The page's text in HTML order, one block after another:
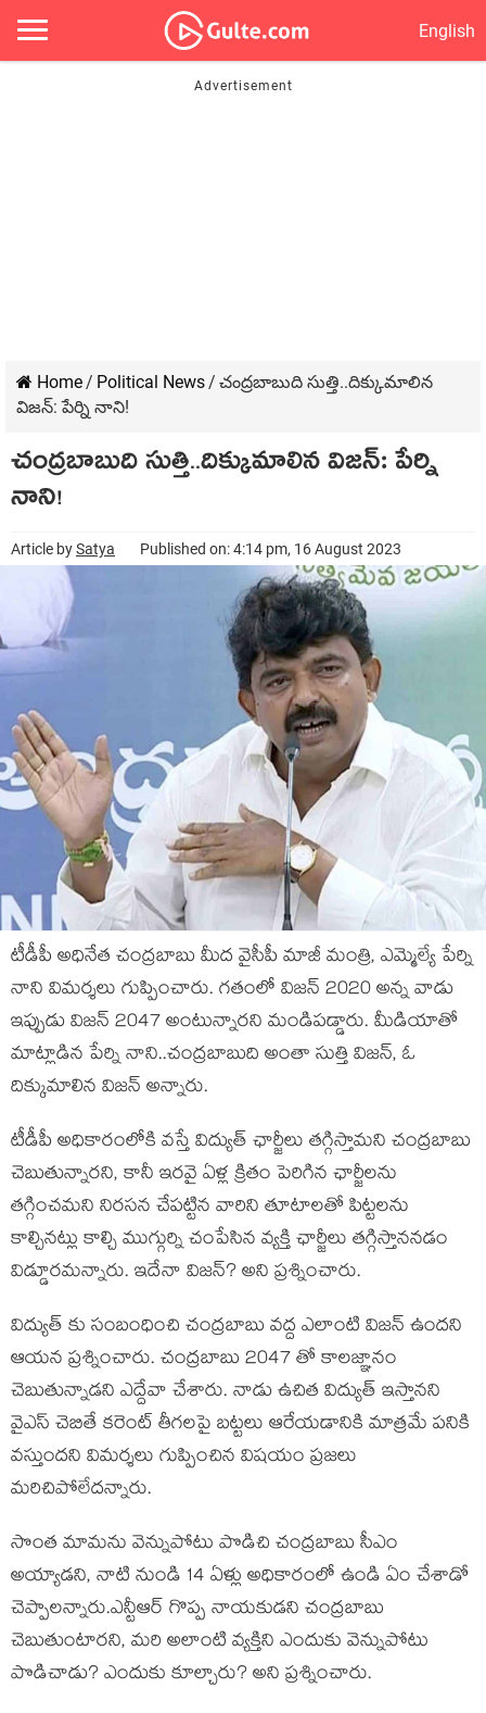
English
Home/ Political News/ చంద్రబాబుది సుత్తి..దిక్కుమాలిన
విజన్‌: పేర్ని నాని!
చంద్రబాబుది సుత్తి..దిక్కుమాలిన విజన్‌: పేర్ని
నాని!
Article bySatya Published on: 4:14 pm, 16 August 2023
టీడీపీ అధినేత చంద్రబాబు మీద వైసీపీ మాజీ మంత్రి, ఎమ్మెల్యే పేర్ని
నాని విమర్శలు గుప్పించారు. గతంలో విజన్‌ 2020 అన్న వాడు
ఇప్పుడు విజన్‌ 2047 అంటున్నారని మండిపడ్డారు. మీడియాతో
మాట్లాడిన పేర్ని నాని..చంద్రబాబుది అంతా సుత్తి విజన్‌, ఓ
దిక్కుమాలిన విజన్‌ అన్నారు.
టీడీపీ అధికారంలోకి వస్తే విద్యుత్ ఛార్జీలు తగ్గిస్తామని చంద్రబాబు
చెబుతున్నారని, కానీ ఇరవై ఏళ్ల క్రితం పెరిగిన ఛార్జీలను
తగ్గించమని నిరసన చేపట్టిన వారిని తూటాలతో పిట్టలను
కాల్చినట్లు కాల్చి ముగ్గుర్ని చంపేసిన వ్యక్తి ఛార్జీలు తగ్గిస్తాననడం
విడ్డూరమన్నారు. ఇదేనా విజన్? అని ప్రశ్నించారు.
విద్యుత్ కు సంబంధించి చంద్రబాబు వద్ద ఎలాంటి విజన్ ఉందని
ఆయన ప్రశ్నించారు. చంద్రబాబు 2047 తో కాలజ్ఞానం
చెబుతున్నాడని ఎద్దేవా చేశారు. నాడు ఉచిత విద్యుత్ ఇస్తానని
వైఎస్ చెబితే కరెంట్ తీగలపై బట్టలు ఆరేయడానికి మాత్రమే పనికి
వస్తుందని విమర్శలు గుప్పించిన విషయం ప్రజలు
మరిచిపోలేదన్నారు.
సొంత మామను వెన్నుపోటు పొడిచి చంద్రబాబు సీఎం
అయ్యాడని, నాటి నుండి 14 ఏళ్లు అధికారంలో ఉండి ఏం చేశాడో
చెప్పాలన్నారు.ఎన్టీఆర్ గొప్ప నాయకుడని చంద్రబాబు
చెబుతుంటారని, మరి అలాంటి వ్యక్తిని ఎందుకు వెన్నుపోటు
పొడిచాడు? ఎందుకు కూల్చారు? అని ప్రశ్నించారు.